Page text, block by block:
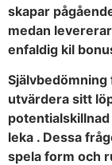
skapar
medan
enfaldig kil
utvärdera sitt
leka . Dessa
spela form och